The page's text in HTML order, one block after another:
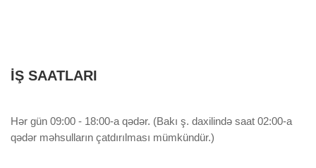
İŞ SAATLARI
Hər gün 09:00 - 18:00-a qədər. (Bakı ş. daxilində saat 02:00-a
qədər məhsulların çatdırılması mümkündür.)